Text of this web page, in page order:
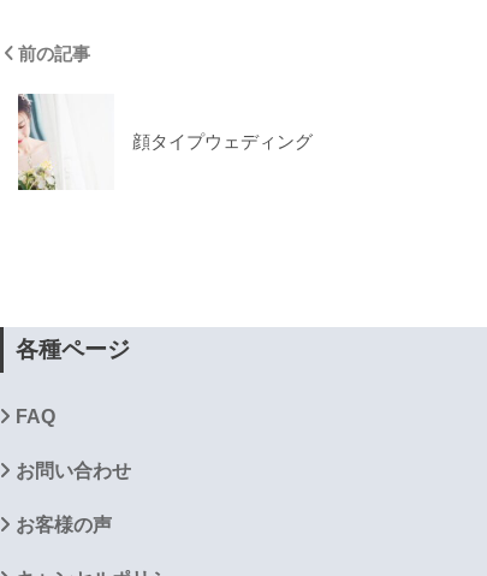
前の記事
顔タイプウェディング
各種ページ
FAQ
お問い合わせ
お客様の声